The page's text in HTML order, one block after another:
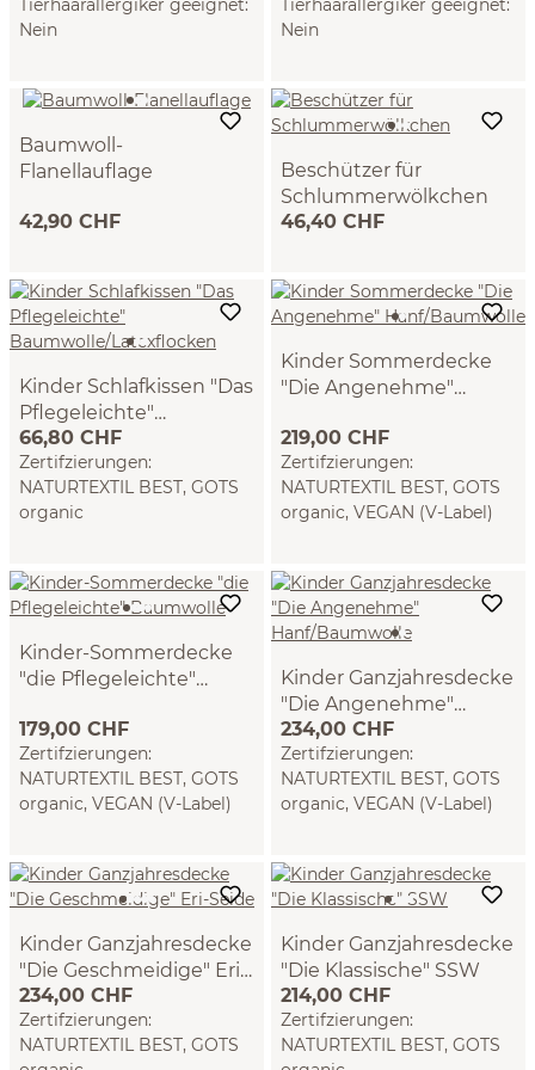
Nein
Nein
Baumwoll-
Flanellauflage
(60 x 120 cm)
42,90 CHF
Beschützer für
Schlummerwölkchen
100 % BW-Doppelstrickstoff
46,40 CHF
Kinder Schlafkissen "Das
Pflegeleichte"
Baumwolle/Latexflocke
n
(40 x 40 cm)
66,80 CHF
Zertifzierungen:
NATURTEXTIL BEST, GOTS
organic
Kinder Sommerdecke
"Die Angenehme"
219,00 CHF
Zertifzierungen:
NATURTEXTIL BEST, GOTS
organic, VEGAN (V-Label)
Kinder-Sommerdecke
"die Pflegeleichte"
179,00 CHF
Zertifzierungen:
NATURTEXTIL BEST, GOTS
organic, VEGAN (V-Label)
Kinder Ganzjahresdecke
"Die Angenehme"
Hanf/Baumwolle
VEGAN (100 x 140 cm)
234,00 CHF
Zertifzierungen:
NATURTEXTIL BEST, GOTS
organic, VEGAN (V-Label)
Kinder Ganzjahresdecke
"Die Geschmeidige" Eri-
Seide
(100 x 140 cm)
234,00 CHF
Zertifzierungen:
NATURTEXTIL BEST, GOTS
Kinder Ganzjahresdecke
"Die Klassische" SSW
214,00 CHF
Zertifzierungen:
NATURTEXTIL BEST, GOTS